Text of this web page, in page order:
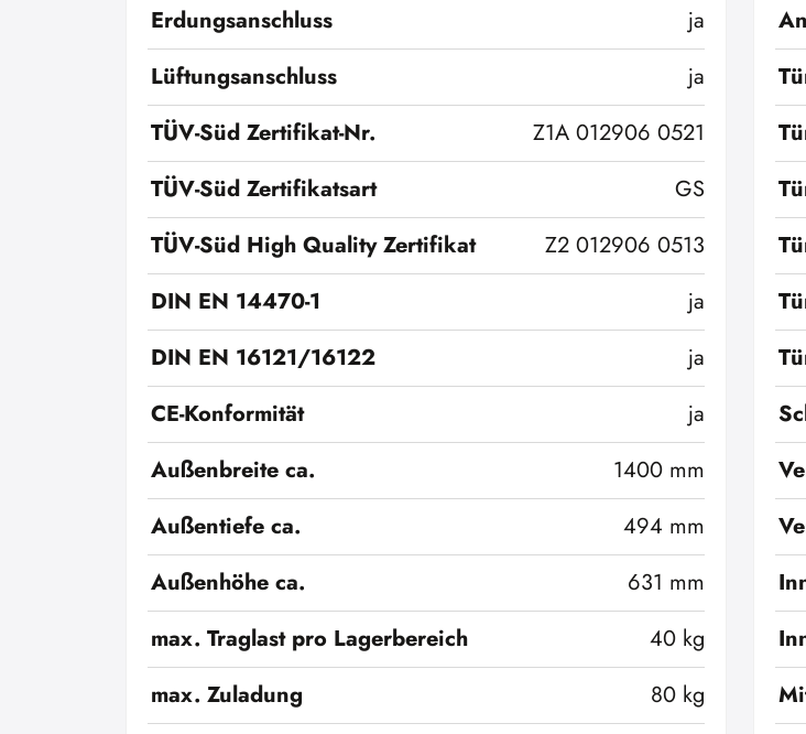
Erdungsanschluss
ja
Lüftungsanschluss
ja
TÜV-Süd Zertifikat-Nr.
Z1A 012906 0521
TÜV-Süd Zertifikatsart
GS
TÜV-Süd High Quality Zertifikat
Z2 012906 0513
DIN EN 14470-1
ja
DIN EN 16121/16122
ja
CE-Konformität
ja
Außenbreite ca.
1400 mm
Außentiefe ca.
494 mm
Außenhöhe ca.
631 mm
max. Traglast pro Lagerbereich
40 kg
max. Zuladung
80 kg